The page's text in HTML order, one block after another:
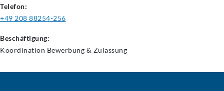
Telefon:
+49 208 88254-256
Beschäftigung:
Koordination Bewerbung & Zulassung